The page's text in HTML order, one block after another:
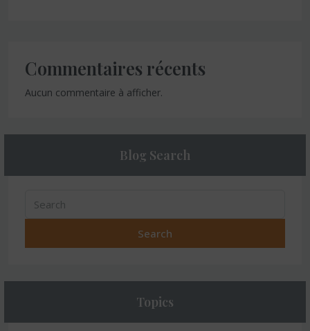
Commentaires récents
Aucun commentaire à afficher.
Blog Search
Search
Topics